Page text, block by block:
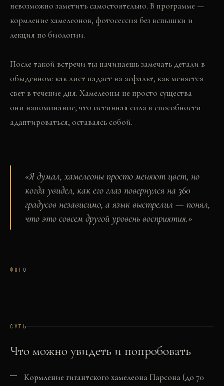
невозможно заметить самостоятельно. В программе —
кормление хамелеонов, фотосессия без вспышки и
лекция по биологии.
После такой встречи ты начинаешь замечать детали в
обыденном: как лист падает на асфальт, как меняется
свет в течение дня. Хамелеоны не просто существа —
они напоминание, что истинная сила в способности
адаптироваться, оставаясь собой.
«Я думал, хамелеоны просто меняют цвет, но
когда увидел, как его глаз повернулся на 360
градусов независимо, а язык выстрелил — понял,
что это совсем другой уровень восприятия.»
ФОТО
СУТЬ
Что можно увидеть и попробовать
Кормление гигантского хамелеона Парсона (до 70